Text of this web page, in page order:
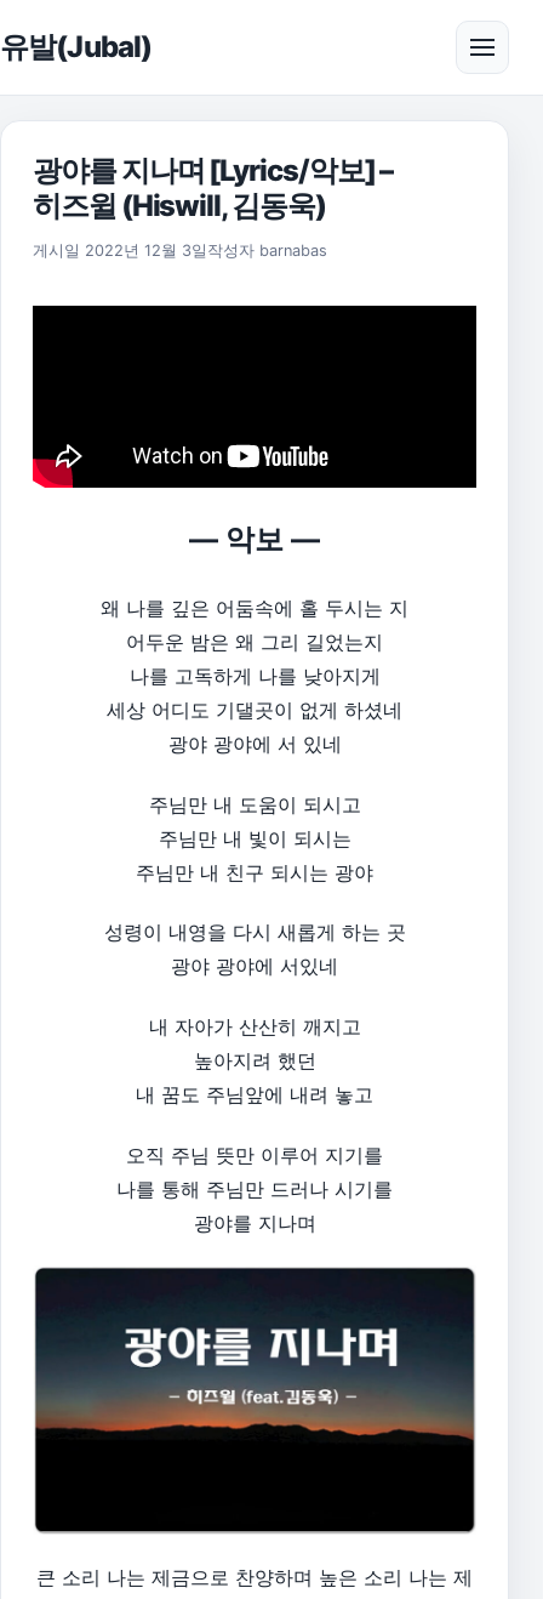
유발(Jubal) 메뉴
광야를 지나며 [Lyrics/악보] –
히즈윌 (Hiswill, 김동욱)
게시일 2022년 12월 3일 2025년 11월 17일
작성자 barnabas
— 악보 —
왜 나를 깊은 어둠속에 홀 두시는 지
어두운 밤은 왜 그리 길었는지
나를 고독하게 나를 낮아지게
세상 어디도 기댈곳이 없게 하셨네
광야 광야에 서 있네
주님만 내 도움이 되시고
주님만 내 빛이 되시는
주님만 내 친구 되시는 광야
성령이 내영을 다시 새롭게 하는 곳
광야 광야에 서있네
내 자아가 산산히 깨지고
높아지려 했던
내 꿈도 주님앞에 내려 놓고
오직 주님 뜻만 이루어 지기를
나를 통해 주님만 드러나 시기를
광야를 지나며
큰 소리 나는 제금으로 찬양하며 높은 소리 나는 제